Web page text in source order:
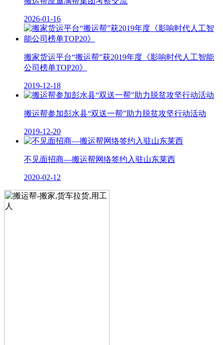
2026-01-16
搬家货运平台“搬运帮”获2019年度《影响时代人工智能
公司榜单TOP20》
2019-12-18
搬运帮参加彭水县“双送一帮”助力脱贫攻坚行动活动
2019-12-20
不见面招商—搬运帮网络签约入驻山东莱西
2020-02-12